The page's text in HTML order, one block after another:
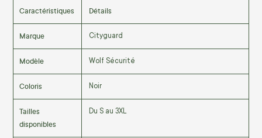
Caractéristiques Détails
Marque Cityguard
Modèle Wolf Sécurité
Coloris Noir
Tailles
disponibles
Du S au 3XL